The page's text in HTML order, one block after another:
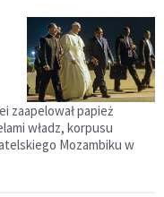
zaapelował papież
władz, korpusu
Mozambiku w